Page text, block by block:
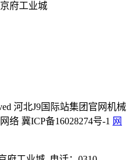
府工业城
河北J9国际站集团官网机械
络 冀ICP备16028274号-1 网